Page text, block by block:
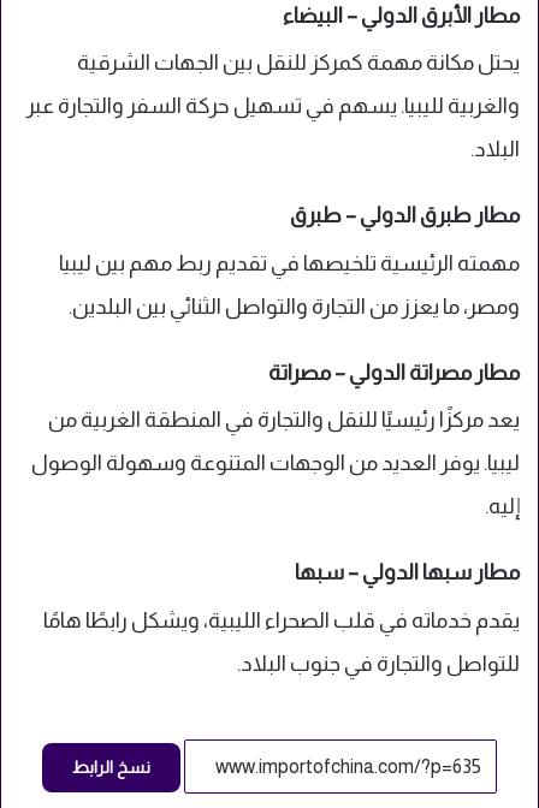
مطار الأبرق الدولي – البيضاء
يحتل مكانة مهمة كمركز للنقل بين الجهات الشرقية
والغربية لليبيا. يسهم في تسهيل حركة السفر والتجارة عبر
البلاد.
مطار طبرق الدولي – طبرق
مهمته الرئيسية تلخيصها في تقديم ربط مهم بين ليبيا
ومصر، ما يعزز من التجارة والتواصل الثنائي بين البلدين.
مطار مصراتة الدولي – مصراتة
يعد مركزًا رئيسيًا للنقل والتجارة في المنطقة الغربية من
ليبيا. يوفر العديد من الوجهات المتنوعة وسهولة الوصول
إليه.
مطار سبها الدولي – سبها
يقدم خدماته في قلب الصحراء الليبية، ويشكل رابطًا هامًا
للتواصل والتجارة في جنوب البلاد.
نسخ الرابط